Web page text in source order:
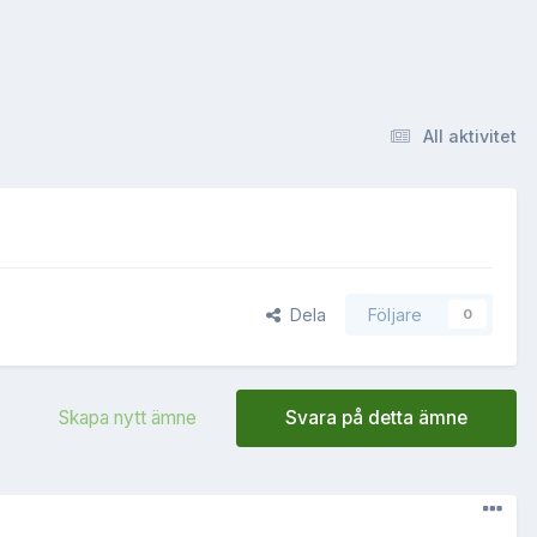
All aktivitet
Dela Följare 0
Svara på detta ämne
Skapa nytt ämne